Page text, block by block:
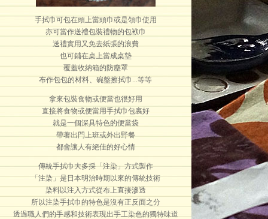
手拭巾可包在頭上當頭巾或是領巾使用
亦可當作送禮包裝禮物的包袱巾
送禮實用又免去紙張的浪費
也可鋪在桌上當成桌墊
覆蓋收納箱的防塵罩
布作包包的材料、碗盤擦拭巾...等等
拿來包裝食物或便當也很好用
直接將食物或便當用手拭巾包裹好
就是一個深具特色的便當袋
帶著出門上班或外出野餐
都會讓人有絕佳的好心情
傳統手拭巾大多採「注染」方式製作
「注染」是日本明治時期以來的傳統技術
染料以注入方式從布上直接滲透
所以注染手拭巾的特色是沒有正反面之分
透過職人們的手感和技術表現出手工染色的獨特味道